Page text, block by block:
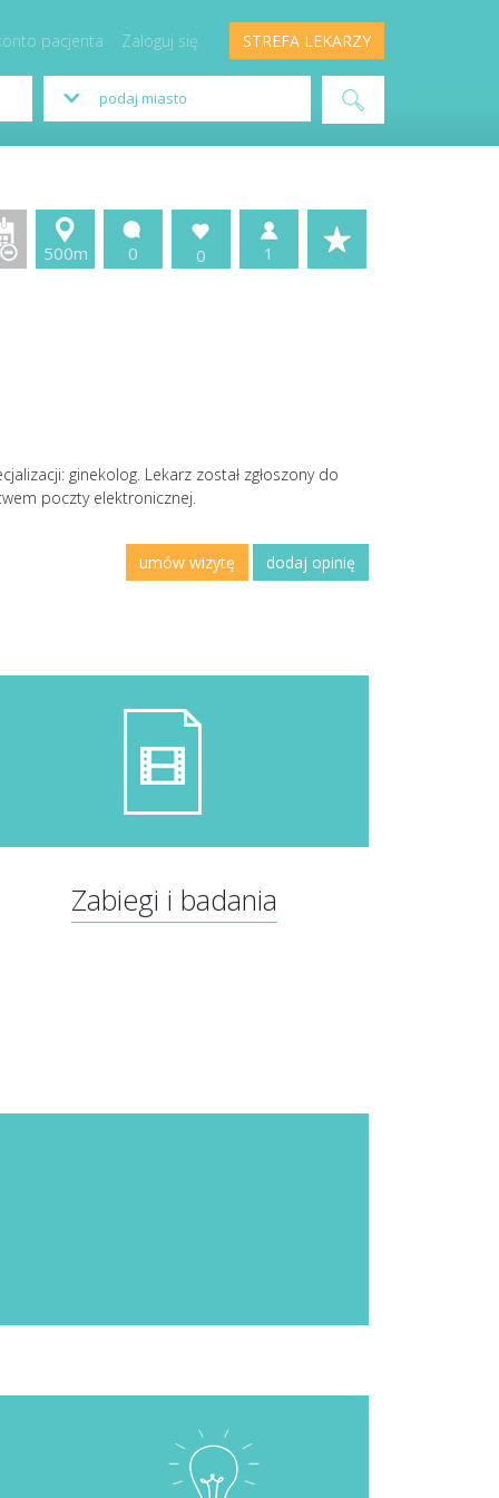
pacjenta Zaloguj się STREFA LEKARZY
500m 0 0 1
ginekolog. Lekarz został zgłoszony do
poczty elektronicznej.
umów wizytę dodaj opinię
Zabiegi i badania